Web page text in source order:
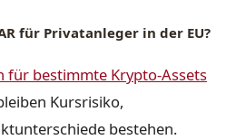
für Privatanleger in der EU?
für bestimmte Krypto-Assets
Kursrisiko,
bestehen.